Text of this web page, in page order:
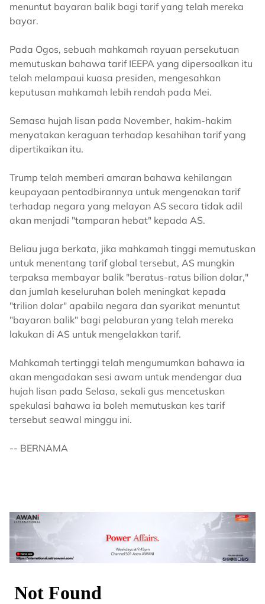
menuntut bayaran balik bagi tarif yang telah mereka
bayar.
Pada Ogos, sebuah mahkamah rayuan persekutuan
memutuskan bahawa tarif IEEPA yang dipersoalkan itu
telah melampaui kuasa presiden, mengesahkan
keputusan mahkamah lebih rendah pada Mei.
Semasa hujah lisan pada November, hakim-hakim
menyatakan keraguan terhadap kesahihan tarif yang
dipertikaikan itu.
Trump telah memberi amaran bahawa kehilangan
keupayaan pentadbirannya untuk mengenakan tarif
terhadap negara yang melayan AS secara tidak adil
akan menjadi "tamparan hebat" kepada AS.
Beliau juga berkata, jika mahkamah tinggi memutuskan
untuk menentang tarif global tersebut, AS mungkin
terpaksa membayar balik "beratus-ratus bilion dolar,"
dan jumlah keseluruhan boleh meningkat kepada
"trilion dolar" apabila negara dan syarikat menuntut
"bayaran balik" bagi pelaburan yang telah mereka
lakukan di AS untuk mengelakkan tarif.
Mahkamah tertinggi telah mengumumkan bahawa ia
akan mengadakan sesi awam untuk mendengar dua
hujah lisan pada Selasa, sekali gus mencetuskan
spekulasi bahawa ia boleh memutuskan kes tarif
tersebut seawal minggu ini.
-- BERNAMA